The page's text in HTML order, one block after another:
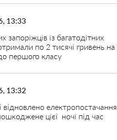
13:33
запоріжців із багатодітних
по 2 тисячі гривень на
першого класу
13:32
відновлено електропостачання
цієї ночі під час